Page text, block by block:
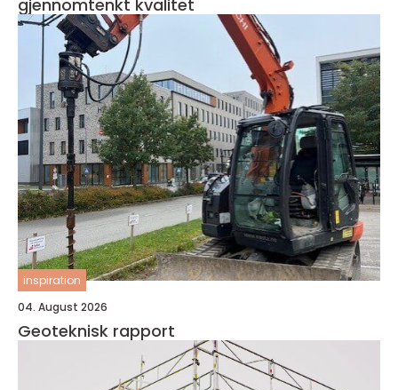
gjennomtenkt kvalitet
inspiration
04. August 2026
Geoteknisk rapport